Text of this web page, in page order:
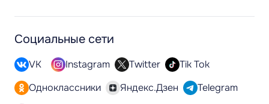
Социальные сети
VK Instagram Twitter
Tik Tok
Одноклассники
Яндекс.Дзен
Telegram